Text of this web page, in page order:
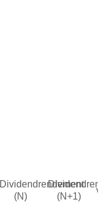
Dividendrendement
(N)
(N+1)